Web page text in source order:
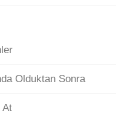
Olduktan Sonra
At